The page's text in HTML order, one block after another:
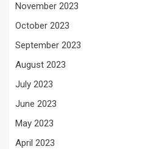
November 2023
October 2023
September 2023
August 2023
July 2023
June 2023
May 2023
April 2023